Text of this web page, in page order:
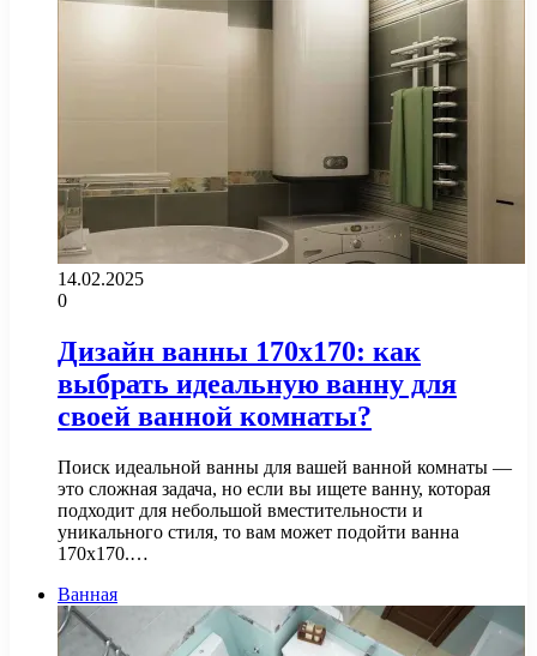
14.02.2025
0
Дизайн ванны 170х170: как
выбрать идеальную ванну для
своей ванной комнаты?
Поиск идеальной ванны для вашей ванной комнаты —
это сложная задача, но если вы ищете ванну, которая
подходит для небольшой вместительности и
уникального стиля, то вам может подойти ванна
170х170.…
Ванная